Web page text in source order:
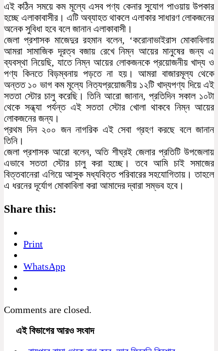
এই কঠিন সময়ে কম মূল্যে এসব পণ্য কেনার সুযোগ পাওয়ায় উপকার
হচ্ছে এলাকাবাসীর। এটি অব্যাহত থাকলে এলাকার সাধারণ লোকজনের
অনেক সুবিধা হবে বলে জানান এলাকাবাসী।
জেলা প্রশাসক মাজেদুর রহমান বলেন, ‘করোনাভাইরাস মোকাবিলায়
আমরা সামাজিক দূরত্ব বজায় রেখে নিম্ন আয়ের মানুষের জন্য এ
ব্যবস্থা নিয়েছি, যাতে নিম্ন আয়ের লোকজনকে প্রয়োজনীয় খাদ্য ও
পণ্য কিনতে বিড়ম্বনায় পড়তে না হয়। আমরা বাজারমূল্য থেকে
অন্তত ১০ ভাগ কম মূল্যে নিত্যপ্রয়োজনীয় ১২টি খাদ্যপণ্য দিয়ে এই
সততা স্টোর চালু করেছি। তিনি আরো জানান, প্রতিদিন সকাল ১০টা
থেকে সন্ধ্যা পর্যন্ত এই সততা স্টোর খোলা থাকবে নিম্ন আয়ের
লোকজনের জন্য।
প্রথম দিন ২০০ জন নাগরিক এই সেবা গ্রহণ করছে বলে জানান
তিনি।
জেলা প্রশাসক আরো বলেন, অতি শীঘ্রই জেলার প্রতিটি উপজেলায়
এভাবে সততা স্টোর চালু করা হচ্ছে। তবে আমি চাই সমাজের
বিত্তবানেরা এগিয়ে আসুক মধ্যবিত্ত পরিবারের সহযোগিতায়। তাহলে
এ ধরনের দূর্যোগ মোকাবিলা করা আমাদের দ্বারা সম্ভব হবে।
Share this:
Print
WhatsApp
Comments are closed.
এই বিভাগের আরও সংবাদ